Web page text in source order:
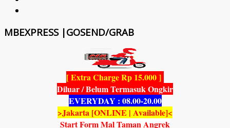
MBEXPRESS |GOSEND/GRAB
[ Extra Charge Rp 15.000 ]
Diluar / Belum Termasuk Ongkir
EVERYDAY : 08.00-20.00
>Jakarta [ONLINE | Available]<
Start Form Mal Taman Angrek